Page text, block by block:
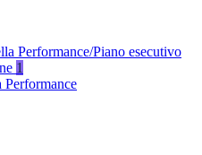
Performance/Piano esecutivo
1
Performance